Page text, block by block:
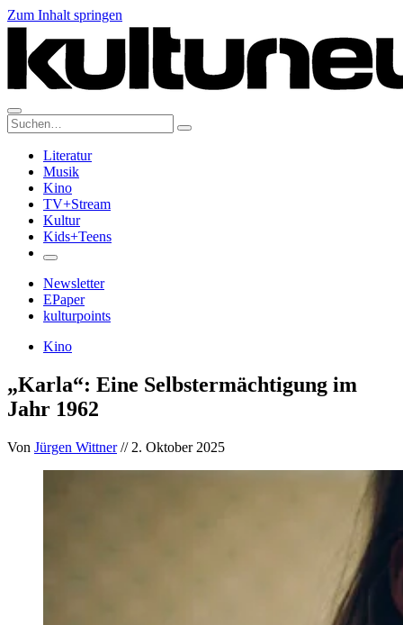
Zum Inhalt springen
Suche:
Literatur
Musik
Kino
TV+Stream
Kultur
Kids+Teens
Newsletter
EPaper
kulturpoints
Kino
„Karla“: Eine Selbstermächtigung im
Jahr 1962
Von Jürgen Wittner// 2. Oktober 2025